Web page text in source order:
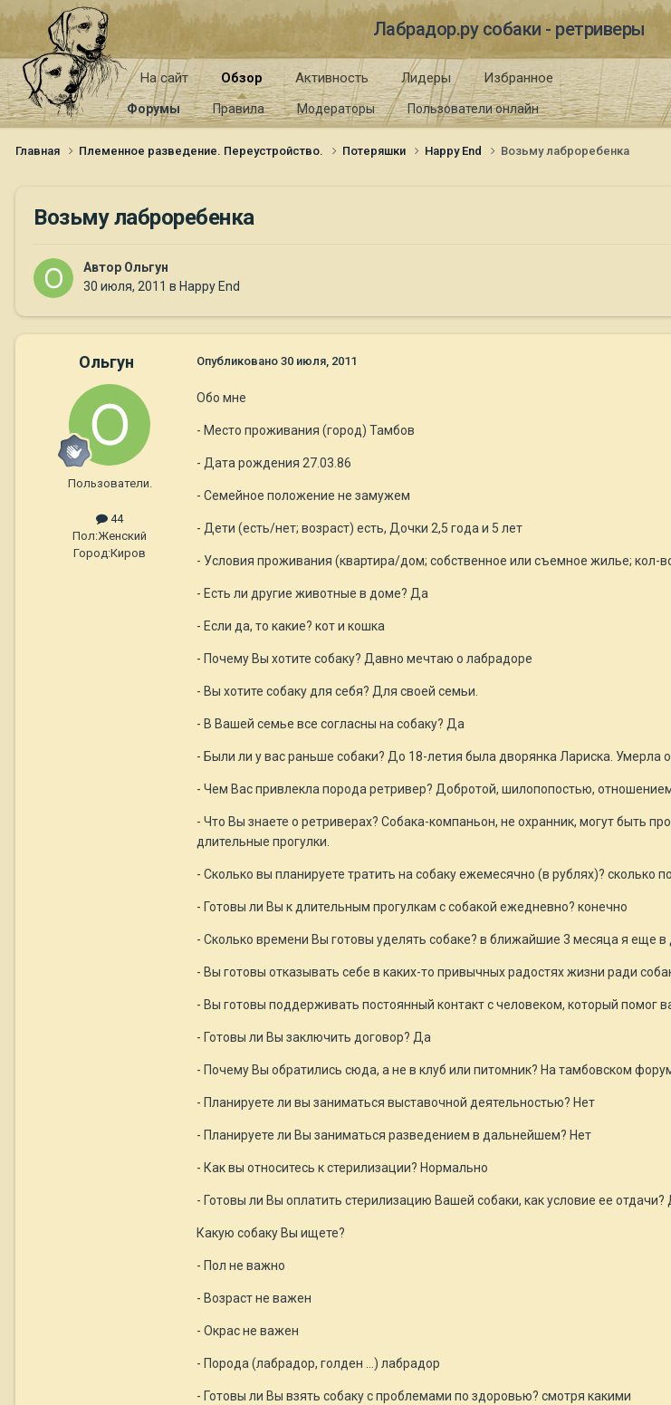
Лабрадор.ру собаки - ретриверы
На сайт Обзор
Форумы Правила Модераторы Пользователи онлайн
Активность Лидеры Избранное
Главная Племенное разведение. Переустройство. Потеряшки Happy End Возьму лаброребенка
Возьму лаброребенка
Автор Ольгун
30 июля, 2011 в Happy End
Ольгун
Пользователи.
44
Пол:Женский
Город:Киров
Опубликовано 30 июля, 2011
Обо мне
- Место проживания (город) Тамбов
- Дата рождения 27.03.86
- Семейное положение не замужем
- Дети (есть/нет; возраст) есть, Дочки 2,5 года и 5 лет
- Условия проживания (квартира/дом; собственное или съемное жилье;
- Есть ли другие животные в доме? Да
- Если да, то какие? кот и кошка
- Почему Вы хотите собаку? Давно мечтаю о лабрадоре
- Вы хотите собаку для себя? Для своей семьи.
- В Вашей семье все согласны на собаку? Да
- Были ли у вас раньше собаки? До 18-летия была дворянка Лариска. Умерла
- Чем Вас привлекла порода ретривер? Добротой, шилопопостью,
- Что Вы знаете о ретриверах? Собака-компаньон, не охранник, могут быть
длительные прогулки.
- Сколько вы планируете тратить на собаку ежемесячно (в рублях)? сколько
- Готовы ли Вы к длительным прогулкам с собакой ежедневно? конечно
- Сколько времени Вы готовы уделять собаке? в ближайшие 3 месяца я еще в
- Вы готовы отказывать себе в каких-то привычных радостях жизни ради
- Вы готовы поддерживать постоянный контакт с человеком, который помог
- Готовы ли Вы заключить договор? Да
- Почему Вы обратились сюда, а не в клуб или питомник? На тамбовском
- Планируете ли вы заниматься выставочной деятельностью? Нет
- Планируете ли Вы заниматься разведением в дальнейшем? Нет
- Как вы относитесь к стерилизации? Нормально
- Готовы ли Вы оплатить стерилизацию Вашей собаки, как условие ее отдачи?
Какую собаку Вы ищете?
- Пол не важно
- Возраст не важен
- Окрас не важен
- Порода (лабрадор, голден …) лабрадор
- Готовы ли Вы взять собаку с проблемами по здоровью? смотря какими